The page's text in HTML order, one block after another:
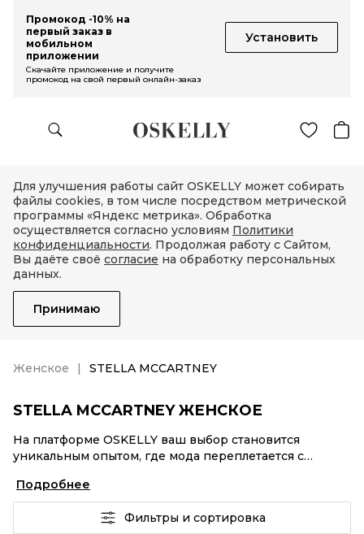
Промокод -10% на
первый заказ в
мобильном
приложении
Установить
Скачайте приложение и получите
промокод на свой первый онлайн-заказ
Для улучшения работы сайт OSKELLY может собирать
файлы cookies, в том числе посредством метрической
программы «Яндекс метрика». Обработка
осуществляется согласно условиям Политики
конфиденциальности. Продолжая работу с Сайтом,
Вы даёте своё согласие на обработку персональных
данных.
Принимаю
Женское STELLA MCCARTNEY
STELLA MCCARTNEY ЖЕНСКОЕ
На платформе OSKELLY ваш выбор становится
уникальным опытом, где мода переплетается с
аутентификация каждого заказа – STELLA
MCCARTNEY Женское от селлеров OSKELLY с быстрой
доставкой по России. Ваш стиль не ждет, и мы тоже!
Подробнее
Фильтры и сортировка